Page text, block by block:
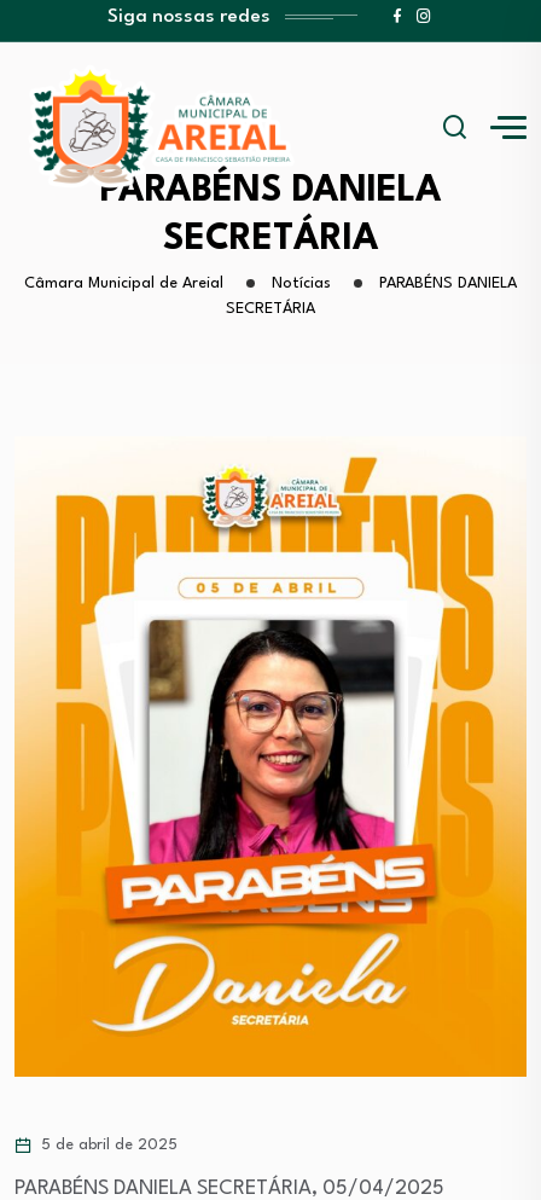
Siga nossas redes
PARABÉNS DANIELA
SECRETÁRIA
Câmara Municipal de Areial Notícias
PARABÉNS DANIELA
SECRETÁRIA
5 de abril de 2025
PARABÉNS DANIELA SECRETÁRIA, 05/04/2025